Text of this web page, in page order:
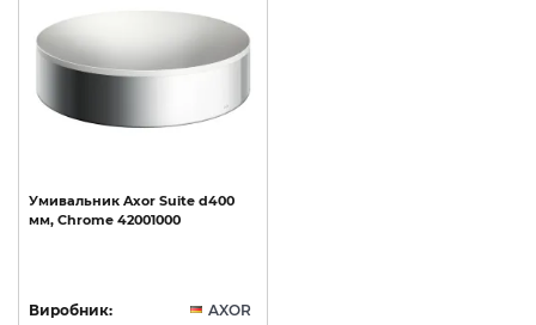
Умивальник Axor Suite d400
мм, Chrome 42001000
Виробник:
AXOR